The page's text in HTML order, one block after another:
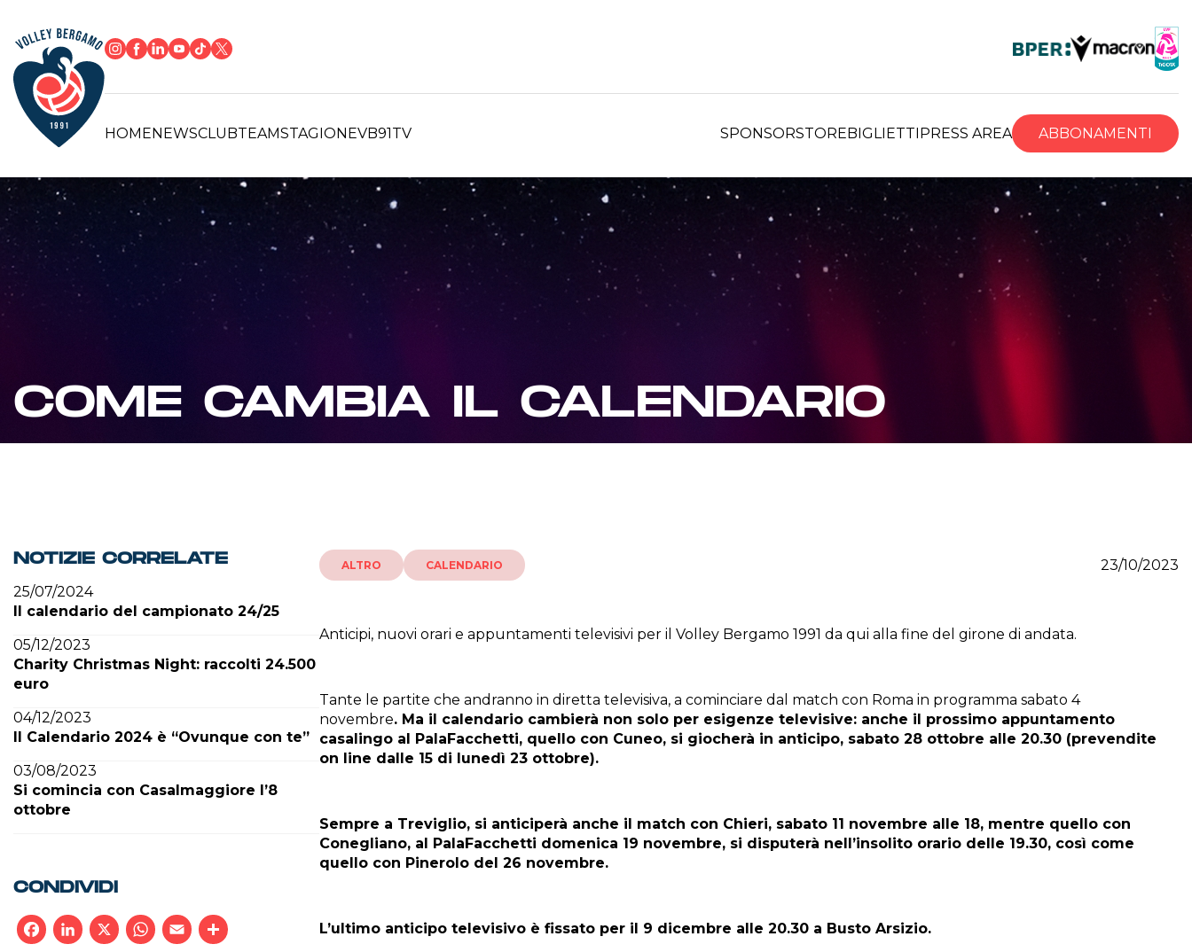
HOMENEWSCLUBTEAMSTAGIONEVB91TV SPONSORSTOREBIGLIETTIPRESS AREA ABBONAMENTI
COME CAMBIA IL CALENDARIO
NOTIZIE CORRELATE
25/07/2024
Il calendario del campionato 24/25
05/12/2023
Charity Christmas Night: raccolti 24.500
euro
04/12/2023
Il Calendario 2024 è “Ovunque con te”
03/08/2023
Si comincia con Casalmaggiore l’8
ottobre
CONDIVIDI
ALTRO CALENDARIO 23/10/2023
Anticipi, nuovi orari e appuntamenti televisivi per il Volley Bergamo 1991 da qui alla fine del girone di andata.
Tante le partite che andranno in diretta televisiva, a cominciare dal match con Roma in programma sabato 4
novembre. Ma il calendario cambierà non solo per esigenze televisive: anche il prossimo appuntamento
casalingo al PalaFacchetti, quello con Cuneo, si giocherà in anticipo, sabato 28 ottobre alle 20.30 (prevendite
on line dalle 15 di lunedì 23 ottobre).
Sempre a Treviglio, si anticiperà anche il match con Chieri, sabato 11 novembre alle 18, mentre quello con
Conegliano, al PalaFacchetti domenica 19 novembre, si disputerà nell’insolito orario delle 19.30, così come
quello con Pinerolo del 26 novembre.
L’ultimo anticipo televisivo è fissato per il 9 dicembre alle 20.30 a Busto Arsizio.